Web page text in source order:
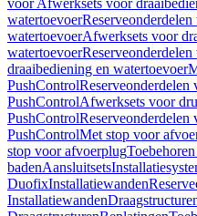
voor Afwerksets voor
watertoevoer
watertoevoerAfwerksets voor
watertoevoer
draaibediening en watertoevoer
PushControl
PushControlAfwerksets voor
PushControl
PushControlMet stop voor
stop voor afvoerplug
badenAansluitsets
DuofixInstallatiewanden
Installatiewanden